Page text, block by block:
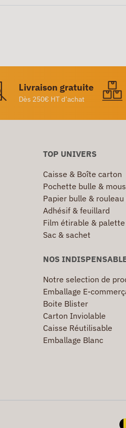
Livraison gratuite
Dès 250€ HT d’achat
TOP UNIVERS
Caisse & Boîte carton
Pochette bulle &
Papier bulle & rouleau
Adhésif & feuillard
Film étirable &
Sac & sachet
NOS
Notre selection de
Emballage E-
Boite Blister
Carton Inviolable
Caisse Réutilisable
Emballage Blanc